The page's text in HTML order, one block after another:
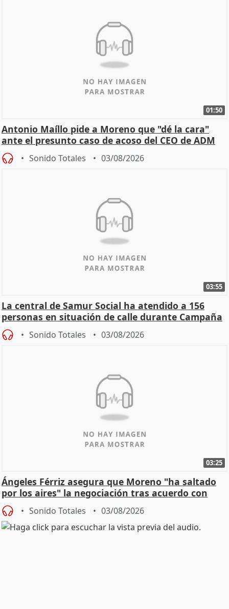
01:50
Antonio Maíllo pide a Moreno que "dé la cara"
ante el presunto caso de acoso del CEO de ADM
Sonido Totales 03/08/2026
03:55
La central de Samur Social ha atendido a 156
personas en situación de calle durante Campaña
de Calor
Sonido Totales 03/08/2026
03:25
Ángeles Férriz asegura que Moreno "ha saltado
por los aires" la negociación tras acuerdo con
SMA
Sonido Totales 03/08/2026